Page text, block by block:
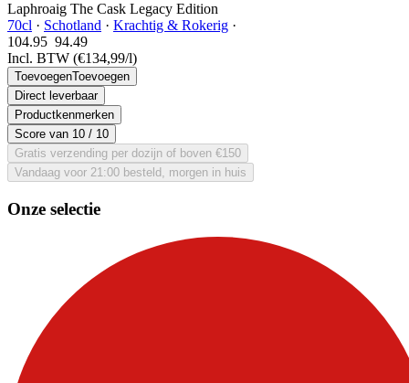
Laphroaig The Cask Legacy Edition
70cl · Schotland · Krachtig & Rokerig ·
104.95 94.49
Incl. BTW (€134,99/l)
ToevoegenToevoegen
Direct leverbaar
Productkenmerken
Score van 10 / 10
Gratis verzending per dozijn of boven €150
Vandaag voor 21:00 besteld, morgen in huis
Onze selectie